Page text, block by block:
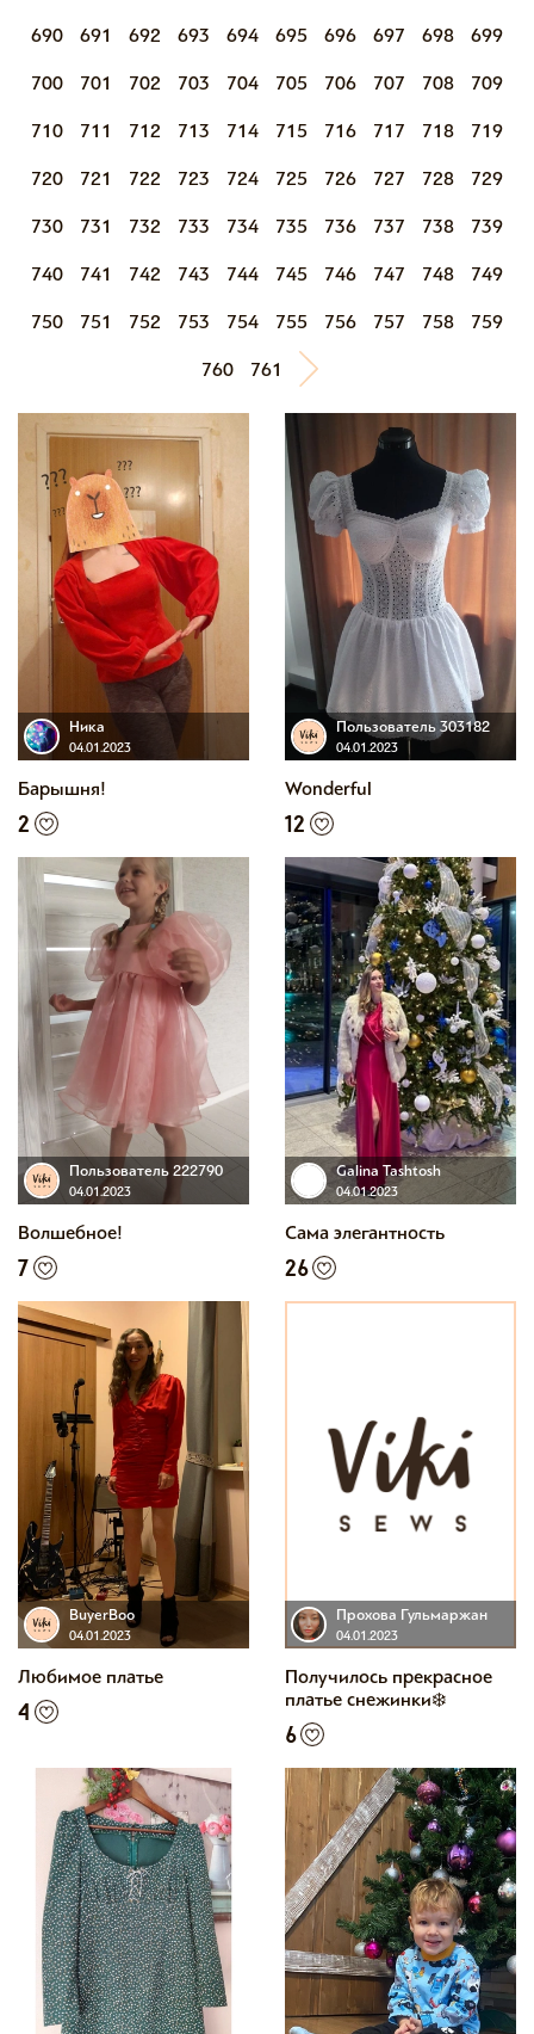
690 691 692 693 694 695 696 697 698 699
700 701 702 703 704 705 706 707 708 709
710 711 712 713 714 715 716 717 718 719
720 721 722 723 724 725 726 727 728 729
730 731 732 733 734 735 736 737 738 739
740 741 742 743 744 745 746 747 748 749
750 751 752 753 754 755 756 757 758 759
760 761
Ника
04.01.2023
Барышня!
2
Пользователь 303182
04.01.2023
Wonderful
12
Пользователь 222790
04.01.2023
Волшебное!
7
Galina Tashtosh
04.01.2023
Сама элегантность
26
BuyerBoo
04.01.2023
Любимое платье
4
Прохова Гульмаржан
04.01.2023
Получилось прекрасное
платье снежинки❄️
6